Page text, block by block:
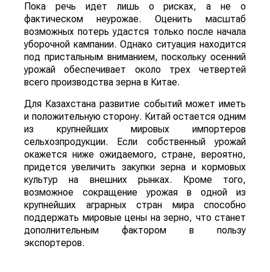
Пока речь идет лишь о рисках, а не о
фактическом неурожае. Оценить масштаб
возможных потерь удастся только после начала
уборочной кампании. Однако ситуация находится
под пристальным вниманием, поскольку осенний
урожай обеспечивает около трех четвертей
всего производства зерна в Китае.
Для Казахстана развитие событий может иметь
и положительную сторону. Китай остается одним
из крупнейших мировых импортеров
сельхозпродукции. Если собственный урожай
окажется ниже ожидаемого, стране, вероятно,
придется увеличить закупки зерна и кормовых
культур на внешних рынках. Кроме того,
возможное сокращение урожая в одной из
крупнейших аграрных стран мира способно
поддержать мировые цены на зерно, что станет
дополнительным фактором в пользу
экспортеров.